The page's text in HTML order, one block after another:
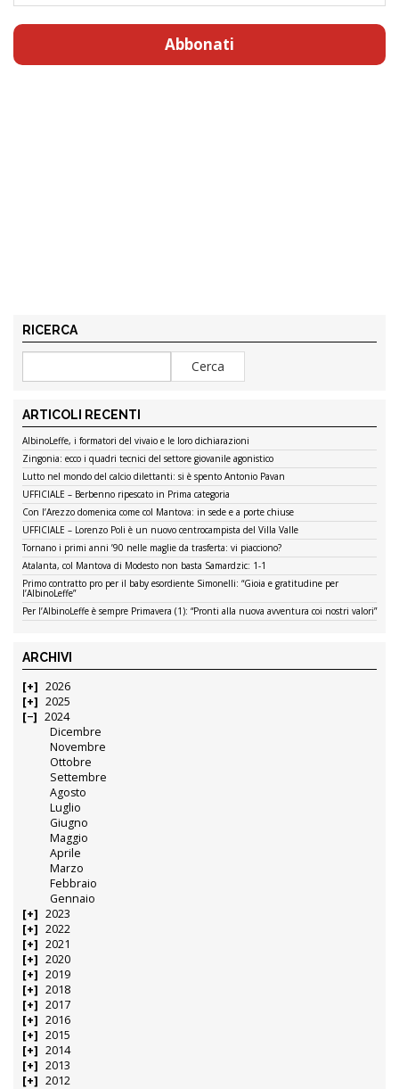
Abbonati
RICERCA
ARTICOLI RECENTI
AlbinoLeffe, i formatori del vivaio e le loro dichiarazioni
Zingonia: ecco i quadri tecnici del settore giovanile agonistico
Lutto nel mondo del calcio dilettanti: si è spento Antonio Pavan
UFFICIALE – Berbenno ripescato in Prima categoria
Con l’Arezzo domenica come col Mantova: in sede e a porte chiuse
UFFICIALE – Lorenzo Poli è un nuovo centrocampista del Villa Valle
Tornano i primi anni ’90 nelle maglie da trasferta: vi piacciono?
Atalanta, col Mantova di Modesto non basta Samardzic: 1-1
Primo contratto pro per il baby esordiente Simonelli: “Gioia e gratitudine per
l’AlbinoLeffe”
Per l’AlbinoLeffe è sempre Primavera (1): “Pronti alla nuova avventura coi nostri valori”
ARCHIVI
2026
2025
2024
Dicembre
Novembre
Ottobre
Settembre
Agosto
Luglio
Giugno
Maggio
Aprile
Marzo
Febbraio
Gennaio
2023
2022
2021
2020
2019
2018
2017
2016
2015
2014
2013
2012